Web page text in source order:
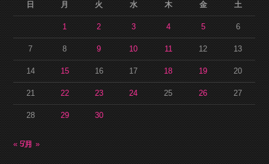
日
月 火 水 木 金 土
1 2 3 4 5 6
7 8 9 10 11 12 13
14 15 16 17 18 19 20
21 22 23 24 25 26 27
28 29 30
« 5月7月 »